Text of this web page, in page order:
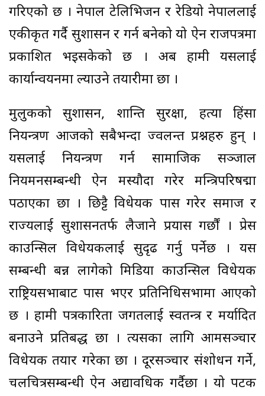
गरिएको छ । नेपाल टेलिभिजन र रेडियो नेपाललाई
एकीकृत गर्दै सुशासन र गर्न बनेको यो ऐन राजपत्रमा
प्रकाशित भइसकेको छ । अब हामी यसलाई
कार्यान्वयनमा ल्याउने तयारीमा छौँ ।
मुलुकको सुशासन, शान्ति सुरक्षा, हत्या हिंसा
नियन्त्रण आजको सबैभन्दा ज्वलन्त प्रश्नहरु हुन् ।
यसलाई नियन्त्रण गर्न सामाजिक सञ्जाल
नियमनसम्बन्धी ऐन मस्यौदा गरेर मन्त्रिपरिषद्मा
पठाएका छौँ । छिट्टै विधेयक पास गरेर समाज र
राज्यलाई सुशासनतर्फ लैजाने प्रयास गर्छौं । प्रेस
काउन्सिल विधेयकलाई सुदृढ गर्नु पर्नेछ । यस
सम्बन्धी बन्न लागेको मिडिया काउन्सिल विधेयक
राष्ट्रियसभाबाट पास भएर प्रतिनिधिसभामा आएको
छ । हामी पत्रकारिता जगतलाई स्वतन्त्र र मर्यादित
बनाउने प्रतिबद्ध छौँ । त्यसका लागि आमसञ्चार
विधेयक तयार गरेका छौँ । दूरसञ्चार संशोधन गर्ने,
चलचित्रसम्बन्धी ऐन अद्यावधिक गर्दैछौँ । यो पटक